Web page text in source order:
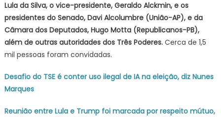
Lula da Silva, o vice-presidente, Geraldo Alckmin, e os
presidentes do Senado, Davi Alcolumbre (União-AP), e da
Câmara dos Deputados, Hugo Motta (Republicanos-PB),
além de outras autoridades dos Três Poderes.Cerca de 1,5
mil pessoas foram convidadas.
Desafio do TSE é conter uso ilegal de IA na eleição, diz Nunes
Marques
Reunião entre Lula e Trump foi marcada por respeito mútuo,